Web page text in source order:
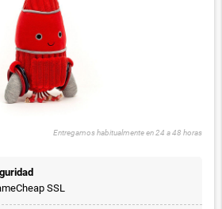
Entregamos habitualmente en 24 a 48 horas
SSL